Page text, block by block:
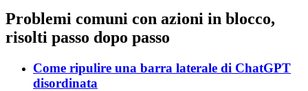
Problemi comuni con azioni in blocco,
risolti passo dopo passo
Come ripulire una barra laterale di ChatGPT
disordinata